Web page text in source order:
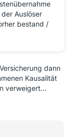
Auslöser
bestand /
dann
Kausalität
verweigert...